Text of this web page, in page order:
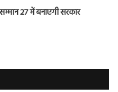
27 में बनाएगी सरकार